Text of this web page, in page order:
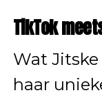
TikTok
Wat
haar